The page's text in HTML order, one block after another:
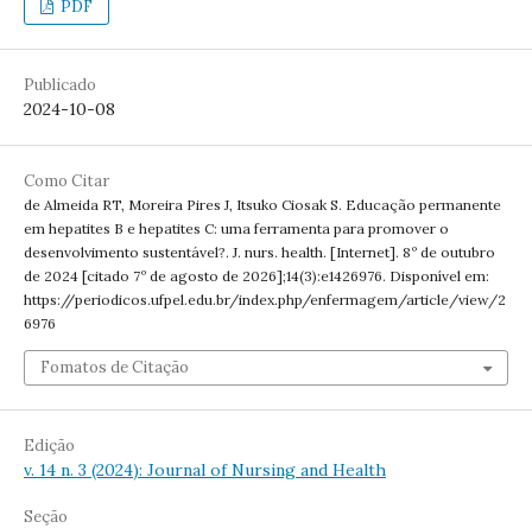
PDF
Publicado
2024-10-08
Como Citar
de Almeida RT, Moreira Pires J, Itsuko Ciosak S. Educação permanente
em hepatites B e hepatites C: uma ferramenta para promover o
desenvolvimento sustentável?. J. nurs. health. [Internet]. 8º de outubro
de 2024 [citado 7º de agosto de 2026];14(3):e1426976. Disponível em:
https://periodicos.ufpel.edu.br/index.php/enfermagem/article/view/2
6976
Fomatos de Citação
Edição
v. 14 n. 3 (2024): Journal of Nursing and Health
Seção